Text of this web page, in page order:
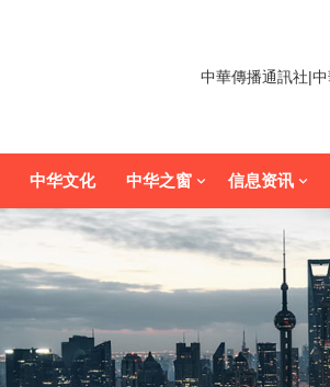
中華傳播通訊社|
中华文化 中华之窗 信息资讯